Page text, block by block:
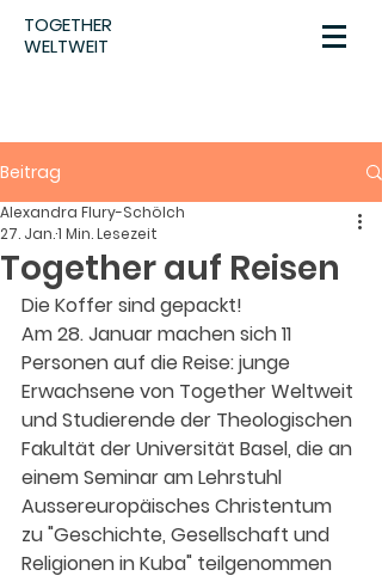
TOGETHER
WELTWEIT
Beitrag
Together auf Reisen
Alexandra Flury-Schölch
27. Jan.1 Min. Lesezeit
Die Koffer sind gepackt!
Am 28. Januar machen sich 11
Personen auf die Reise: junge
Erwachsene von Together Weltweit
und Studierende der Theologischen
Fakultät der Universität Basel, die an
einem Seminar am Lehrstuhl
Aussereuropäisches Christentum
zu "Geschichte, Gesellschaft und
Religionen in Kuba" teilgenommen